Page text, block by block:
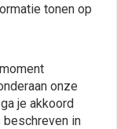
& reparaties of
kun je altijd op
manieren
tonen op
onze
je akkoord
in